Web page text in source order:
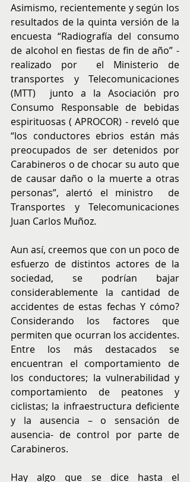
Asimismo, recientemente y según los
resultados de la quinta versión de la
encuesta “Radiografía del consumo
de alcohol en fiestas de fin de año” -
realizado por  el Ministerio de
transportes y Telecomunicaciones
(MTT)  junto a la Asociación pro
Consumo Responsable de bebidas
espirituosas ( APROCOR) - reveló que
“los conductores ebrios están más
preocupados de ser detenidos por
Carabineros o de chocar su auto que
de causar daño o la muerte a otras
personas”, alertó el ministro  de
Transportes y Telecomunicaciones
Juan Carlos Muñoz.
Aun así, creemos que con un poco de
esfuerzo de distintos actores de la
sociedad, se podrían bajar
considerablemente la cantidad de
accidentes de estas fechas Y cómo?
Considerando los factores que
permiten que ocurran los accidentes.
Entre los más destacados se
encuentran el comportamiento de
los conductores; la vulnerabilidad y
comportamiento de peatones y
ciclistas; la infraestructura deficiente
y la ausencia – o sensación de
ausencia- de control por parte de
Carabineros.
Hay algo que se dice hasta el